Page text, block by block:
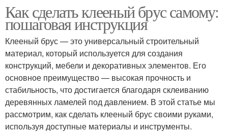
Как сделать клееный брус самому:
пошаговая инструкция
Клееный брус — это универсальный строительный
материал, который используется для создания
конструкций, мебели и декоративных элементов. Его
основное преимущество — высокая прочность и
стабильность, что достигается благодаря склеиванию
деревянных ламелей под давлением. В этой статье мы
рассмотрим, как сделать клееный брус своими руками,
используя доступные материалы и инструменты.